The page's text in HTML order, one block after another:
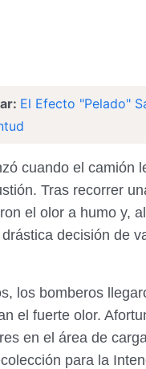
El Efecto "Pelado"
cuando el camión
Tras recorrer
el olor a humo y,
decisión de
los bomberos
el fuerte olor.
en el área de
para la